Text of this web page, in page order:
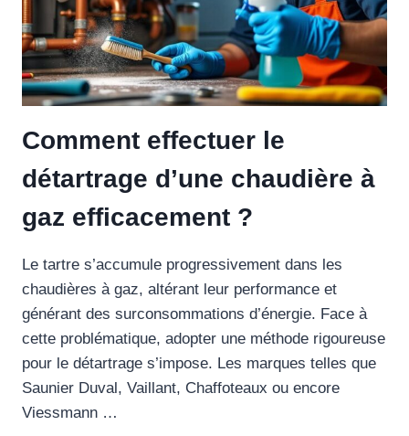
Comment effectuer le
détartrage d’une chaudière à
gaz efficacement ?
Le tartre s’accumule progressivement dans les
chaudières à gaz, altérant leur performance et
générant des surconsommations d’énergie. Face à
cette problématique, adopter une méthode rigoureuse
pour le détartrage s’impose. Les marques telles que
Saunier Duval, Vaillant, Chaffoteaux ou encore
Viessmann …